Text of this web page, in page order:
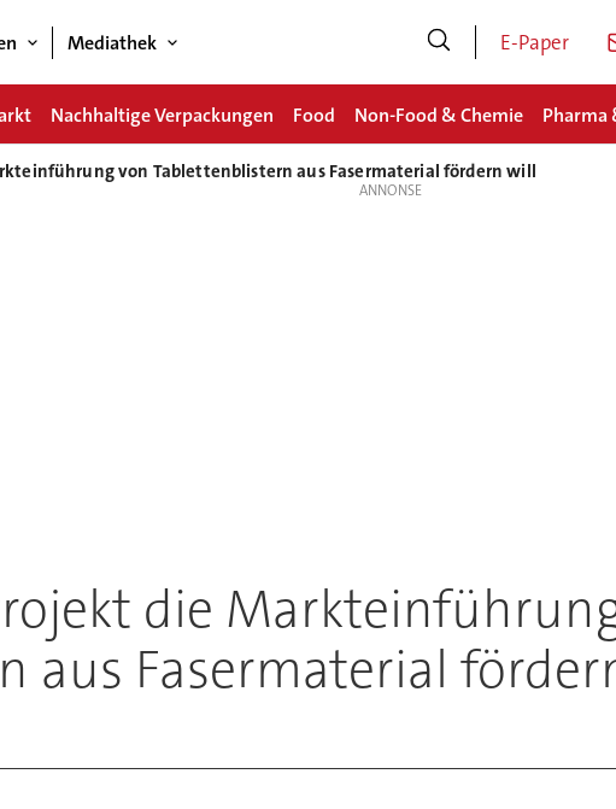
Mediathek E-Paper
Nachhaltige Verpackungen Food Non-Food & Chemie Pharma
von Tablettenblistern aus Fasermaterial fördern will
die
aus Fasermaterial